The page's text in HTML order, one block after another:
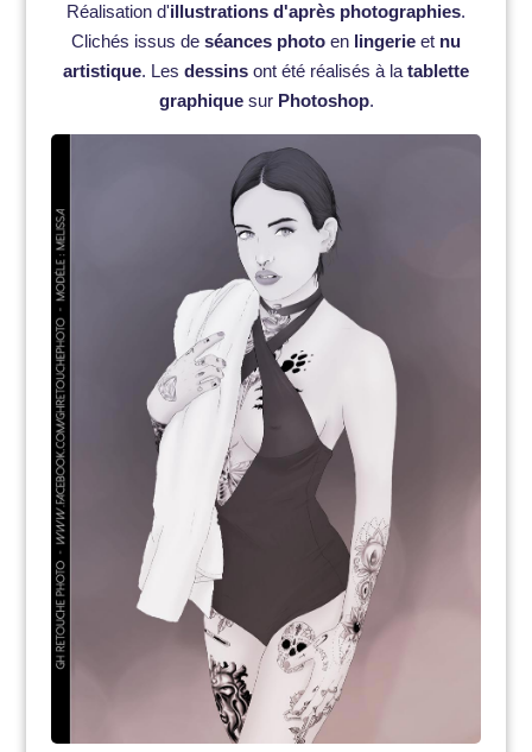
Réalisation d'illustrations d'après photographies.
Clichés issus de séances photo en lingerie et nu
artistique. Les dessins ont été réalisés à latablette
graphiquesur Photoshop.